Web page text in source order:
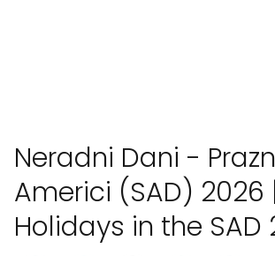
Neradni Dani -
Americi (SAD) 2026 |
Holidays in the SAD